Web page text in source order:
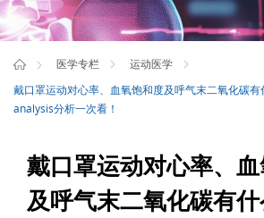
医学专栏
运动医学
戴口罩运动对心率、血氧饱和度及呼气末二氧化碳
analysis分析一次看！
戴口罩运动对心率、
及呼气末二氧化碳有什